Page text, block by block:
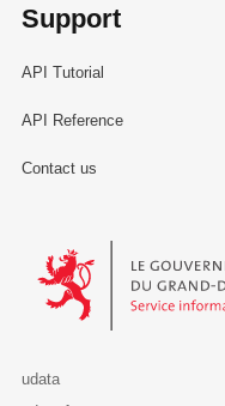
Support
API Tutorial
API Reference
Contact us
Le Gouvernement du
udata